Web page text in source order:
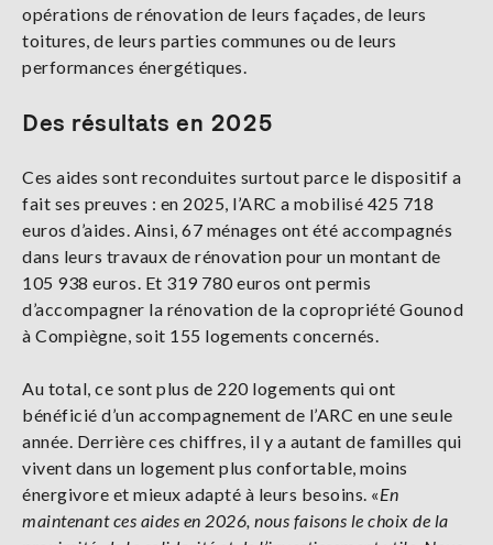
opérations de rénovation de leurs façades, de leurs
toitures, de leurs parties communes ou de leurs
performances énergétiques.
Des résultats en 2025
Ces aides sont reconduites surtout parce le dispositif a
fait ses preuves : en 2025, l’ARC a mobilisé 425 718
euros d’aides. Ainsi, 67 ménages ont été accompagnés
dans leurs travaux de rénovation pour un montant de
105 938 euros. Et 319 780 euros ont permis
d’accompagner la rénovation de la copropriété Gounod
à Compiègne, soit 155 logements concernés.
Au total, ce sont plus de 220 logements qui ont
bénéficié d’un accompagnement de l’ARC en une seule
année. Derrière ces chiffres, il y a autant de familles qui
vivent dans un logement plus confortable, moins
énergivore et mieux adapté à leurs besoins. «En
maintenant ces aides en 2026, nous faisons le choix de la